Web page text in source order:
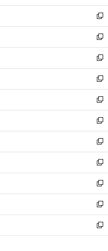
開
く
新
し
い
ウ
ィ
ン
ド
ウ
で
開
く
新
し
い
ウ
ィ
ン
ド
ウ
で
開
く
新
し
い
ウ
ィ
ン
ド
ウ
で
開
く
新
し
い
ウ
ィ
ン
ド
ウ
で
開
く
新
し
い
ウ
ィ
ン
ド
ウ
で
開
く
新
し
い
ウ
ィ
ン
ド
ウ
で
開
く
新
し
い
ウ
ィ
ン
ド
ウ
で
開
新
し
い
ウ
ィ
ン
ド
ウ
新
し
い
ウ
ィ
ン
新
し
い
ウ
新
し